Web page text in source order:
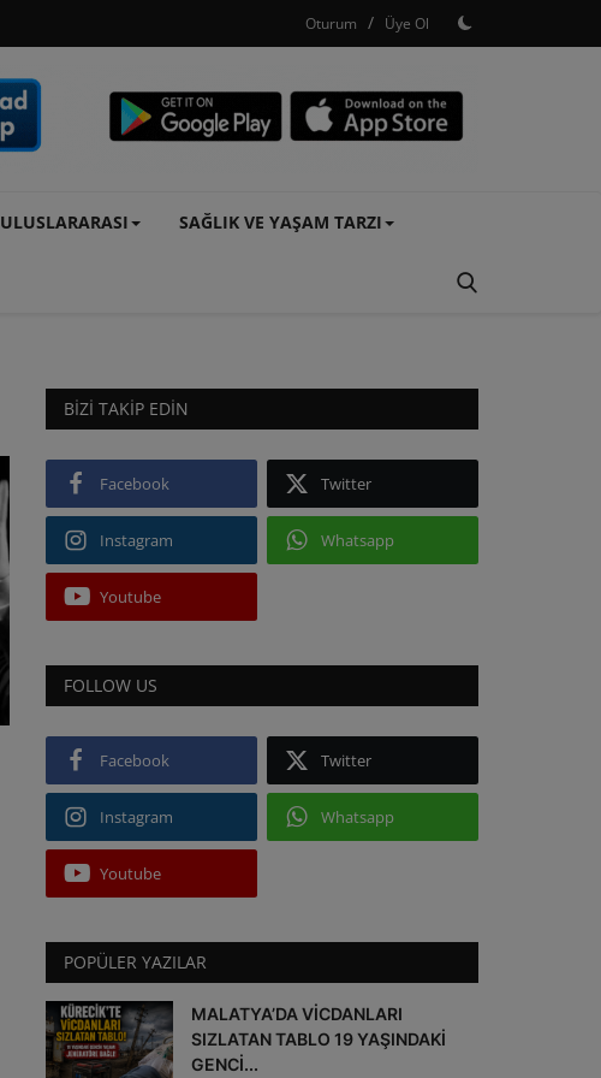
Oturum / Üye Ol
ULUSLARARASI SAĞLIK VE YAŞAM TARZI
BIZI TAKIP EDIN
Facebook Twitter
Instagram Whatsapp
Youtube
FOLLOW US
Facebook Twitter
Instagram Whatsapp
Youtube
POPÜLER YAZILAR
MALATYA’DA VİCDANLARI
SIZLATAN TABLO 19 YAŞINDAKİ
GENCİ...